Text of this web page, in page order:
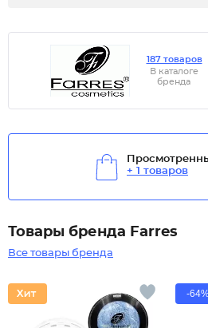
187 товаров
В каталоге
бренда
+ 1 товаров
Товары бренда Farres
Все товары бренда
-